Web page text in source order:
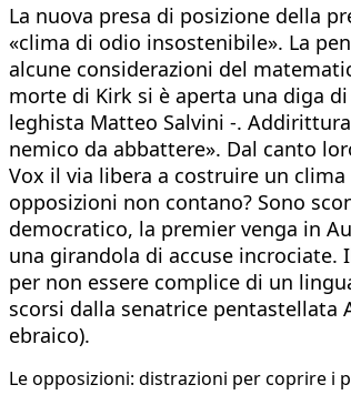
La nuova presa di posizione della
«clima di odio insostenibile». La
alcune considerazioni del
morte di Kirk si è aperta una diga
leghista Matteo Salvini -.
nemico da abbattere». Dal canto
Vox il via libera a costruire un
opposizioni non contano? Sono
democratico, la premier venga in
una girandola di accuse
per non essere complice di un
scorsi dalla senatrice pentastellata
ebraico).
​Le opposizioni: distrazioni per coprire i